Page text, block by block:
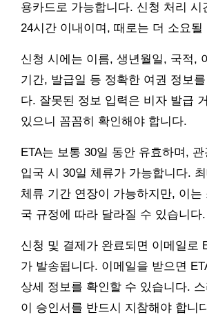
용카드로 가능합니다. 신청 처리 시
24시간 이내이며, 때로는 더 소요될
신청 시에는 이름, 생년월일, 국적,
기간, 발급일 등 정확한 여권 정보
다. 잘못된 정보 입력은 비자 발급
있으니 꼼꼼히 확인해야 합니다.
ETA는 보통 30일 동안 유효하며,
입국 시 30일 체류가 가능합니다. 최
체류 기간 연장이 가능하지만, 이는
국 규정에 따라 달라질 수 있습니다.
신청 및 결제가 완료되면 이메일로
가 발송됩니다. 이메일을 받으면
상세 정보를 확인할 수 있습니다. 스
이 승인서를 반드시 지참해야 합니